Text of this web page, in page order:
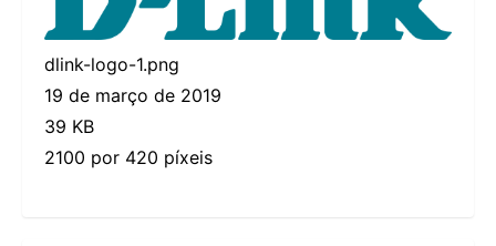
dlink-logo-1.png
19 de março de 2019
39 KB
2100 por 420 píxeis